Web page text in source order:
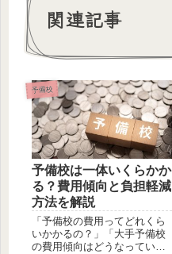
関連記事
予備校
予備校は一体いくらかか
る？費用傾向と負担軽減
方法を解説
「予備校の費用ってどれくら
いかかるの？」「大手予備校
の費用傾向はどうなってい